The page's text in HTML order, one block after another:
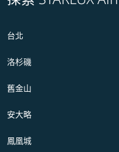
台北
洛杉磯
舊金山
安大略
鳳凰城